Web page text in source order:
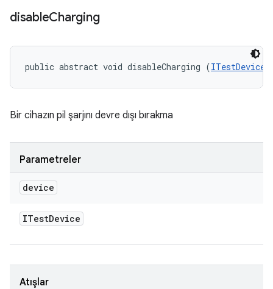
disableCharging
public abstract void disableCharging (ITestDevice
Bir cihazın pil şarjını devre dışı bırakma
Parametreler
device
ITestDevice
Atışlar